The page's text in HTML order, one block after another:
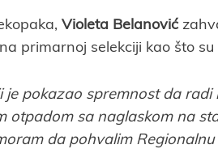
Violeta Belanović
primarnoj selekciji kao što su
je pokazao spremnost da
otpadom sa naglaskom na
da pohvalim